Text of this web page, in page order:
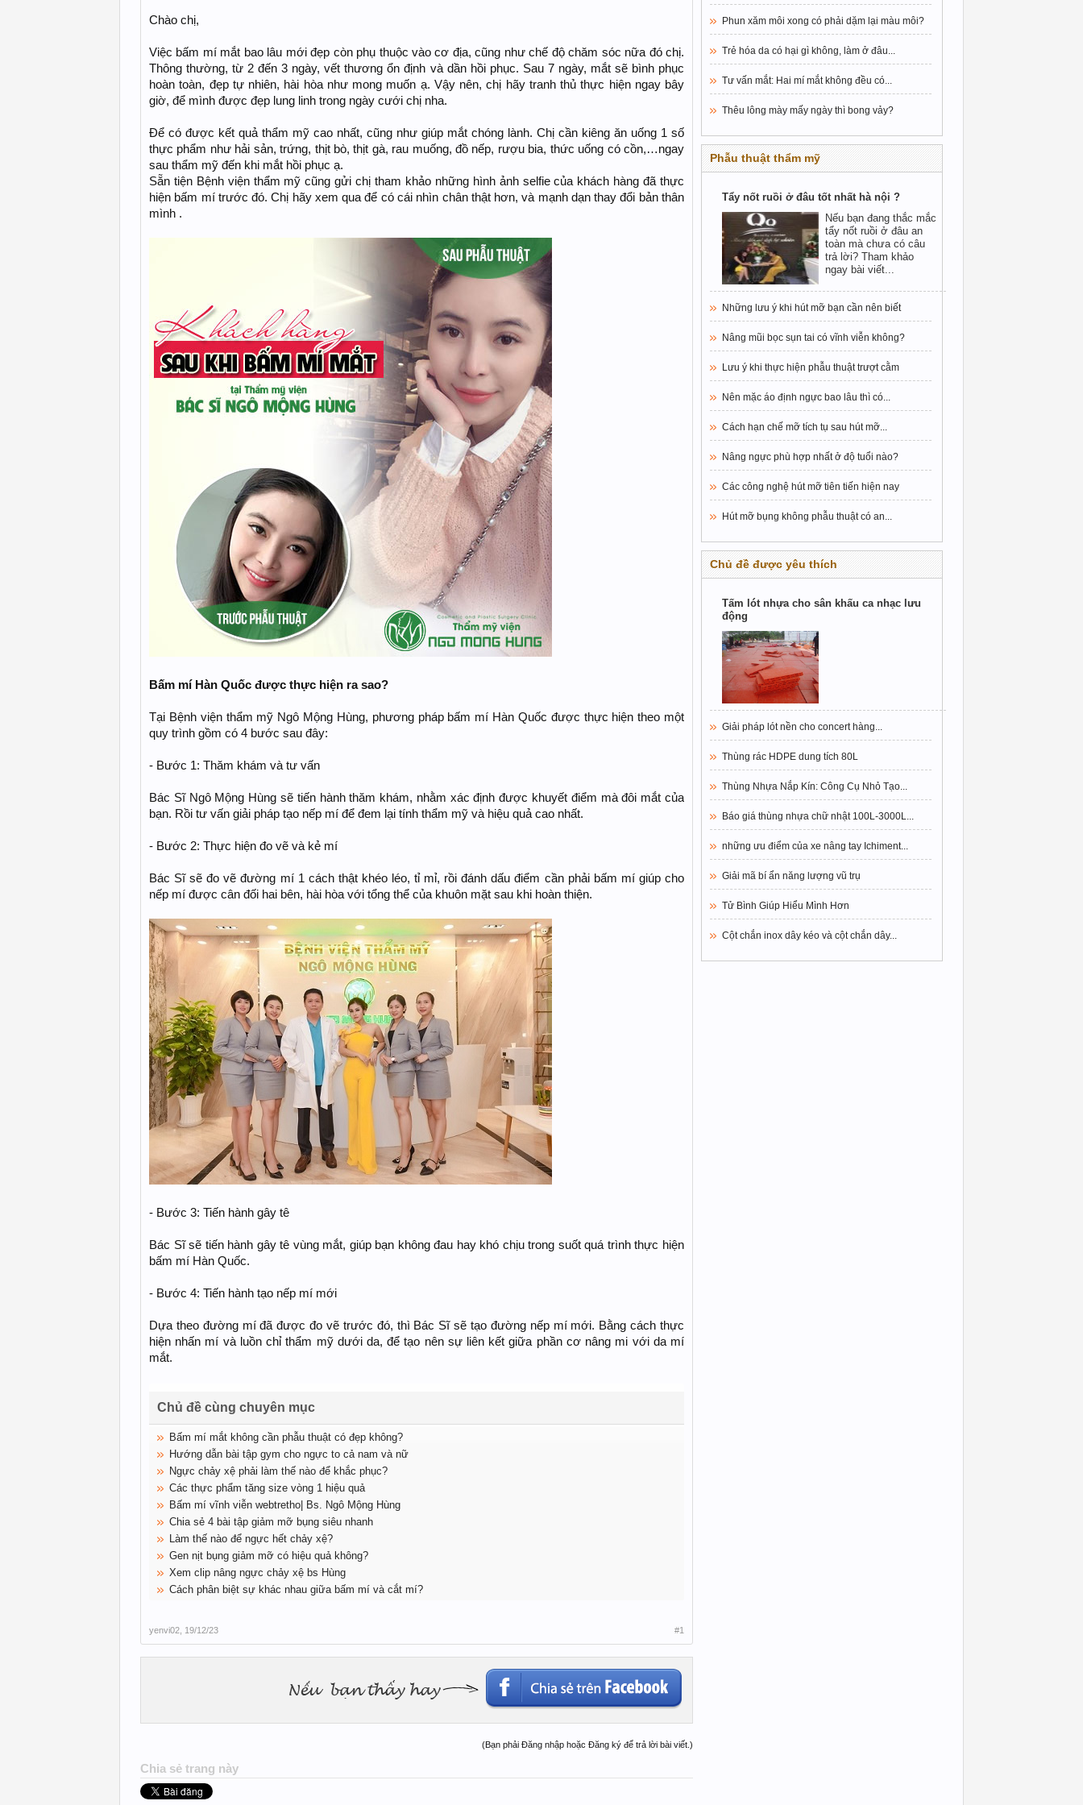
Chào chị,
Việc bấm mí mắt bao lâu mới đẹp còn phụ thuộc vào cơ địa, cũng như chế độ chăm sóc nữa đó chị.
Thông thường, từ 2 đến 3 ngày, vết thương ổn định và dần hồi phục. Sau 7 ngày, mắt sẽ bình phục
hoàn toàn, đẹp tự nhiên, hài hòa như mong muốn ạ. Vậy nên, chị hãy tranh thủ thực hiện ngay bây
giờ, để mình được đẹp lung linh trong ngày cưới chị nha.
Để có được kết quả thẩm mỹ cao nhất, cũng như giúp mắt chóng lành. Chị cần kiêng ăn uống 1 số
thực phẩm như hải sản, trứng, thịt bò, thịt gà, rau muống, đồ nếp, rượu bia, thức uống có cồn,…ngay
sau thẩm mỹ đến khi mắt hồi phục ạ.
Sẵn tiện Bệnh viện thẩm mỹ cũng gửi chị tham khảo những hình ảnh selfie của khách hàng đã thực
hiện bấm mí trước đó. Chị hãy xem qua để có cái nhìn chân thật hơn, và mạnh dạn thay đổi bản thân
mình .
Bấm mí Hàn Quốc được thực hiện ra sao?
Tại Bệnh viện thẩm mỹ Ngô Mộng Hùng, phương pháp bấm mí Hàn Quốc được thực hiện theo một
quy trình gồm có 4 bước sau đây:
- Bước 1: Thăm khám và tư vấn
Bác Sĩ Ngô Mộng Hùng sẽ tiến hành thăm khám, nhằm xác định được khuyết điểm mà đôi mắt của
bạn. Rồi tư vấn giải pháp tạo nếp mí để đem lại tính thẩm mỹ và hiệu quả cao nhất.
- Bước 2: Thực hiện đo vẽ và kẻ mí
Bác Sĩ sẽ đo vẽ đường mí 1 cách thật khéo léo, tỉ mỉ, rồi đánh dấu điểm cần phải bấm mí giúp cho
nếp mí được cân đối hai bên, hài hòa với tổng thể của khuôn mặt sau khi hoàn thiện.
- Bước 3: Tiến hành gây tê
Bác Sĩ sẽ tiến hành gây tê vùng mắt, giúp bạn không đau hay khó chịu trong suốt quá trình thực hiện
bấm mí Hàn Quốc.
- Bước 4: Tiến hành tạo nếp mí mới
Dựa theo đường mí đã được đo vẽ trước đó, thì Bác Sĩ sẽ tạo đường nếp mí mới. Bằng cách thực
hiện nhấn mí và luồn chỉ thẩm mỹ dưới da, để tạo nên sự liên kết giữa phần cơ nâng mi với da mí
mắt.
Chủ đề cùng chuyên mục
Bấm mí mắt không cần phẫu thuật có đẹp không?
Hướng dẫn bài tập gym cho ngực to cả nam và nữ
Ngực chảy xệ phải làm thế nào để khắc phục?
Các thực phẩm tăng size vòng 1 hiệu quả
Bấm mí vĩnh viễn webtretho| Bs. Ngô Mộng Hùng
Chia sẻ 4 bài tập giảm mỡ bụng siêu nhanh
Làm thế nào để ngực hết chảy xệ?
Gen nịt bụng giảm mỡ có hiệu quả không?
Xem clip nâng ngực chảy xệ bs Hùng
Cách phân biệt sự khác nhau giữa bấm mí và cắt mí?
yenvi02 19/12/23 #1
(Bạn phải Đăng nhập hoặc Đăng ký để trả lời bài viết.)
Chia sẻ trang này
Phun xăm môi xong có phải dặm lại màu môi?
Trẻ hóa da có hại gì không, làm ở đâu...
Tư vấn mắt: Hai mí mắt không đều có...
Thêu lông mày mấy ngày thì bong vảy?
Phẫu thuật thẩm mỹ
Tẩy nốt ruồi ở đâu tốt nhất hà nội ?
Nếu bạn đang thắc mắc
tẩy nốt ruồi ở đâu an
toàn mà chưa có câu
trả lời? Tham khảo
ngay bài viết...
Những lưu ý khi hút mỡ bạn cần nên biết
Nâng mũi bọc sụn tai có vĩnh viễn không?
Lưu ý khi thực hiện phẫu thuật trượt cằm
Nên mặc áo định ngực bao lâu thì có...
Cách hạn chế mỡ tích tụ sau hút mỡ...
Nâng ngực phù hợp nhất ở độ tuổi nào?
Các công nghệ hút mỡ tiên tiến hiện nay
Hút mỡ bụng không phẫu thuật có an...
Chủ đề được yêu thích
Tấm lót nhựa cho sân khấu ca nhạc lưu
động
Giải pháp lót nền cho concert hàng...
Thùng rác HDPE dung tích 80L
Thùng Nhựa Nắp Kín: Công Cụ Nhỏ Tạo...
Báo giá thùng nhựa chữ nhật 100L-3000L...
những ưu điểm của xe nâng tay Ichiment...
Giải mã bí ẩn năng lượng vũ trụ
Tử Bình Giúp Hiểu Mình Hơn
Cột chắn inox dây kéo và cột chắn dây...